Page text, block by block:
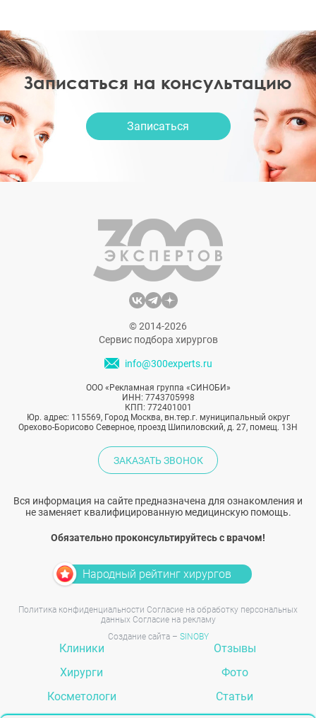
Записаться на консультацию
Записаться
© 2014-2026
Сервис подбора хирургов
info@300experts.ru
ООО «Рекламная группа «СИНОБИ»
ИНН: 7743705998
КПП: 772401001
Юр. адрес: 115569, Город Москва, вн.тер.г. муниципальный округ
Орехово-Борисово Северное, проезд Шипиловский, д. 27, помещ. 13Н
ЗАКАЗАТЬ ЗВОНОК
Вся информация на сайте предназначена для ознакомления и
не заменяет квалифицированную медицинскую помощь.
Обязательно проконсультируйтесь с врачом!
Народный рейтинг хирургов
Политика конфиденциальности Согласие на обработку персональных
данных Согласие на рекламу
Создание сайта – SINOBY
Клиники
Хирурги
Косметологи
Отзывы
Фото
Статьи